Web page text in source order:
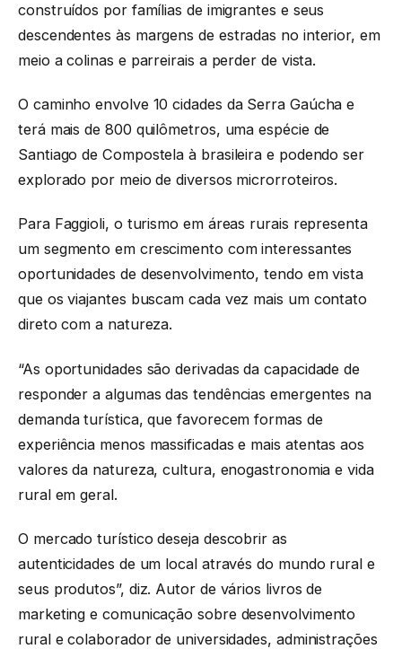
construídos por famílias de imigrantes e seus
descendentes às margens de estradas no interior, em
meio a colinas e parreirais a perder de vista.
O caminho envolve 10 cidades da Serra Gaúcha e
terá mais de 800 quilômetros, uma espécie de
Santiago de Compostela à brasileira e podendo ser
explorado por meio de diversos microrroteiros.
Para Faggioli, o turismo em áreas rurais representa
um segmento em crescimento com interessantes
oportunidades de desenvolvimento, tendo em vista
que os viajantes buscam cada vez mais um contato
direto com a natureza.
“As oportunidades são derivadas da capacidade de
responder a algumas das tendências emergentes na
demanda turística, que favorecem formas de
experiência menos massificadas e mais atentas aos
valores da natureza, cultura, enogastronomia e vida
rural em geral.
O mercado turístico deseja descobrir as
autenticidades de um local através do mundo rural e
seus produtos”, diz. Autor de vários livros de
marketing e comunicação sobre desenvolvimento
rural e colaborador de universidades, administrações